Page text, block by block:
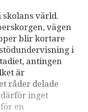
värld.
vägen
blir kortare
i
antingen
är
råder delade
inget
en